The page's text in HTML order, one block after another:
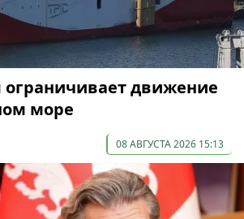
движение
море
08 АВГУСТА 2026 15:13